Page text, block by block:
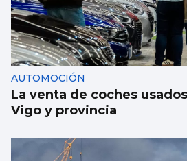
AUTOMOCIÓN
La venta de coches
Vigo y provincia